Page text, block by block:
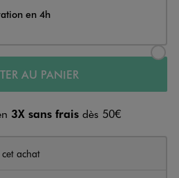
en 4h
AU PANIER
3X sans frais dès 50€
achat